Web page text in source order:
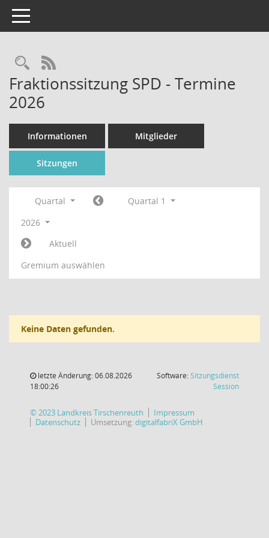
Toggle navigation
Rechercheauswahl
RSS-Feed
Fraktionssitzung SPD - Termine
2026
Informationen Mitglieder
Sitzungen
Quartal
Quartal 1
2026
Aktuell
Gremium auswählen
Keine Daten gefunden.
letzte Änderung: 06.08.2026
18:00:26
Software:Sitzungsdienst
Session(Wird in
© 2023 Landkreis Tirschenreuth
Impressum
Datenschutz
Umsetzung:digitalfabriX GmbH